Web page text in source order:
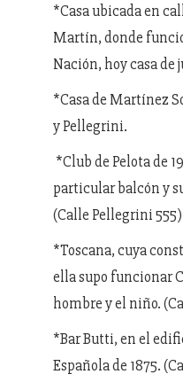
*Casa ubicada en
Martín, donde
Nación, hoy casa de
*Casa de Martínez
y Pellegrini.
*Club de Pelota de
particular balcón y
(Calle Pellegrini 555)
*Toscana, cuya
ella supo funcionar
hombre y el niño.
*Bar Butti, en el
Española de 1875.